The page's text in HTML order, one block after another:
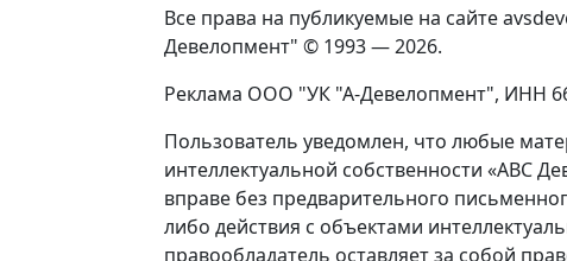
Все права на публикуемые на сайте
Девелопмент" © 1993 — 2026.
Реклама ООО "УК "А-Девелопмент", ИНН
Пользователь уведомлен, что любые
интеллектуальной собственности «АВС
вправе без предварительного
либо действия с объектами
правообладатель оставляет за собой